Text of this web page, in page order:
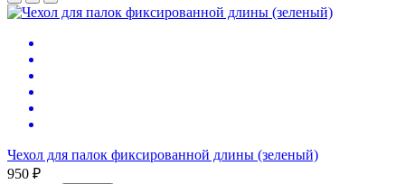
Чехол для палок фиксированной длины (зеленый)
950 ₽